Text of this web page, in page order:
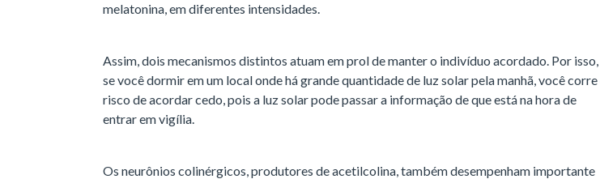
melatonina, em diferentes intensidades.
Assim, dois mecanismos distintos atuam em prol de manter o indivíduo acordado. Por isso,
se você dormir em um local onde há grande quantidade de luz solar pela manhã, você corre
risco de acordar cedo, pois a luz solar pode passar a informação de que está na hora de
entrar em vigília.
Os neurônios colinérgicos, produtores de acetilcolina, também desempenham importante